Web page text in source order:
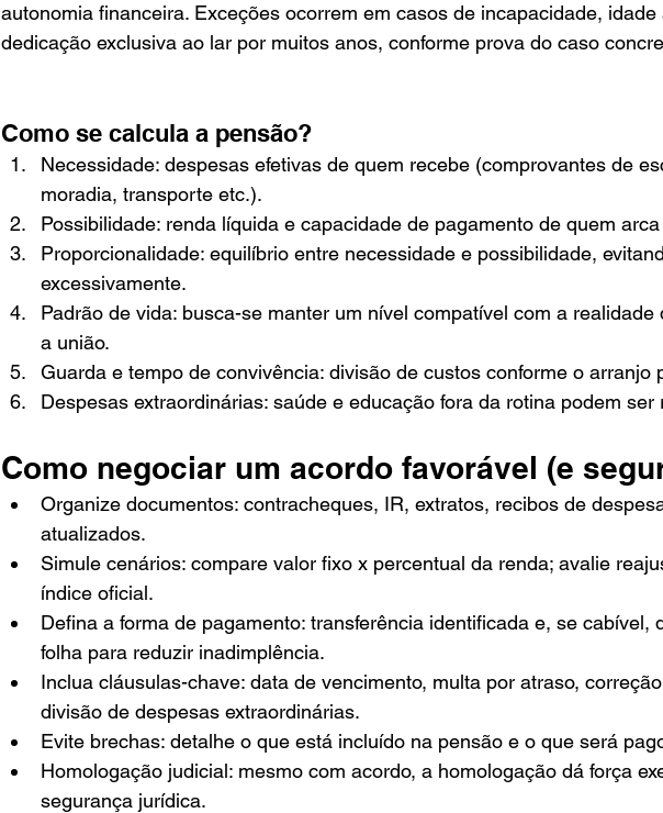
autonomia financeira. Exceções ocorrem em casos de incapacidade, idade
dedicação exclusiva ao lar por muitos anos, conforme prova do caso
Como se calcula a pensão?
Necessidade: despesas efetivas de quem recebe (comprovantes de
moradia, transporte etc.).
Possibilidade: renda líquida e capacidade de pagamento de quem
Proporcionalidade: equilíbrio entre necessidade e possibilidade,
excessivamente.
Padrão de vida: busca-se manter um nível compatível com a realidade
a união.
Guarda e tempo de convivência: divisão de custos conforme o arranjo
Despesas extraordinárias: saúde e educação fora da rotina podem ser
Como negociar um acordo favorável (e
Organize documentos: contracheques, IR, extratos, recibos de
atualizados.
Simule cenários: compare valor fixo x percentual da renda; avalie
índice oficial.
Defina a forma de pagamento: transferência identificada e, se cabível,
folha para reduzir inadimplência.
Inclua cláusulas-chave: data de vencimento, multa por atraso,
divisão de despesas extraordinárias.
Evite brechas: detalhe o que está incluído na pensão e o que será
Homologação judicial: mesmo com acordo, a homologação dá força
segurança jurídica.